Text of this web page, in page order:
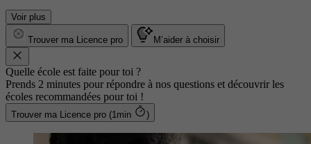
Voir plus
Trouver ma Licence pro M’aider à choisir
Quelle école est faite pour toi ?
Prends 2 minutes pour répondre à nos questions et découvrir les
écoles recommandées pour toi !
Trouver ma Licence pro (1min )